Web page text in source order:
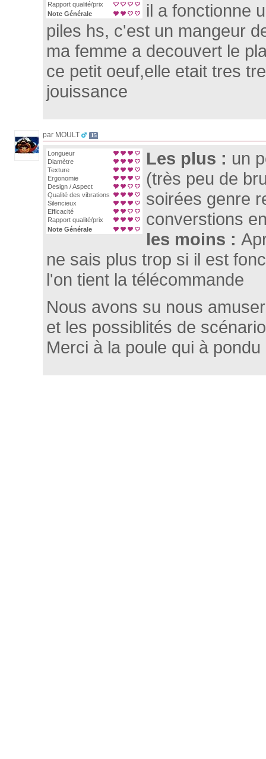
Rapport qualité/prix
Note Générale
il a fonctionne
piles hs, c'est un mangeur
ma femme a decouvert le
ce petit oeuf,elle etait tres
jouissance
par MOULT 15
Longueur
Diamètre
Texture
Ergonomie
Design / Aspect
Qualité des vibrations
Silencieux
Efficacité
Rapport qualité/prix
Note Générale
Les plus : un
(très peu de
soirées genre
converstions
les moins :
ne sais plus trop si il est
l'on tient la télécommande
Nous avons su nous
et les possiblités de
Merci à la poule qui à pondu